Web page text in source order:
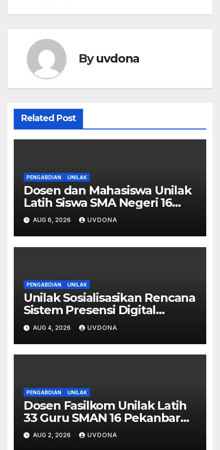
Byuvdona
Related Post
PENGABDIAN UNILAK
Dosen dan Mahasiswa Unilak
Latih Siswa SMA Negeri 16
Pekanbaru Kelola Bisnis
Digital Lewat Affiliate
Marketing dan Aplikasi MOVA
AUG 6, 2026 UVDONA
PENGABDIAN UNILAK
Unilak Sosialisasikan Rencana
Sistem Presensi Digital
Berbasis Pengenalan Wajah
di SMA Negeri 1 Kateman
AUG 4, 2026 UVDONA
PENGABDIAN UNILAK
Dosen Fasilkom Unilak Latih
33 Guru SMAN 16 Pekanbaru
Gelar Ujian Digital Berbasis
Kecerdasan Buatan
AUG 2, 2026 UVDONA